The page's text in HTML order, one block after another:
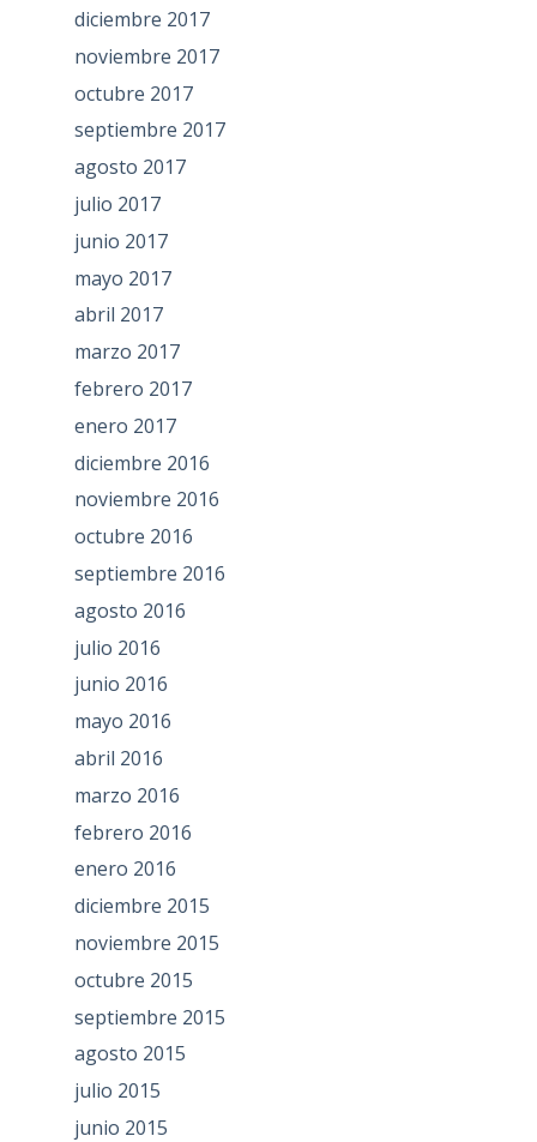
diciembre 2017
noviembre 2017
octubre 2017
septiembre 2017
agosto 2017
julio 2017
junio 2017
mayo 2017
abril 2017
marzo 2017
febrero 2017
enero 2017
diciembre 2016
noviembre 2016
octubre 2016
septiembre 2016
agosto 2016
julio 2016
junio 2016
mayo 2016
abril 2016
marzo 2016
febrero 2016
enero 2016
diciembre 2015
noviembre 2015
octubre 2015
septiembre 2015
agosto 2015
julio 2015
junio 2015